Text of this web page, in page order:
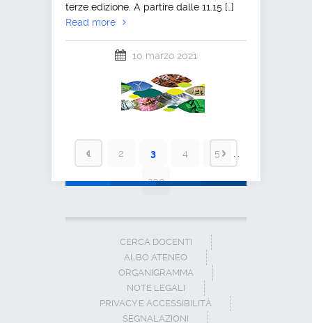
terze edizione. A partire dalle 11.15 […]
Read more
10 marzo 2021
1 2 3 4 5
200
CERCA DOCENTI
ALBO ATENEO
ORGANIGRAMMA
NOTE LEGALI
PRIVACY E ACCESSIBILITÀ
SEGNALAZIONI